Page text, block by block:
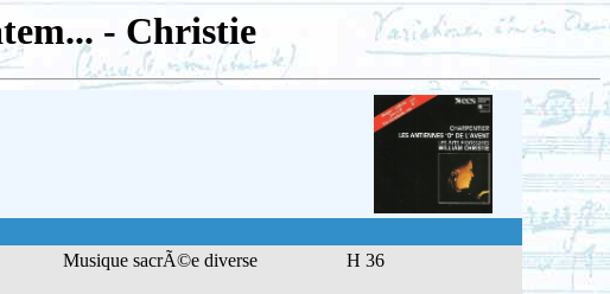
- Christie
Musique sacrÃ©e diverse
H 36